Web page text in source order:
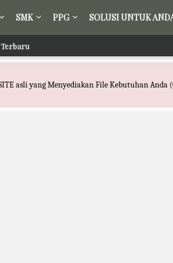
SMK PPG SOLUSI UNTUK
Terbaru
asli yang Menyediakan File Kebutuhan Anda